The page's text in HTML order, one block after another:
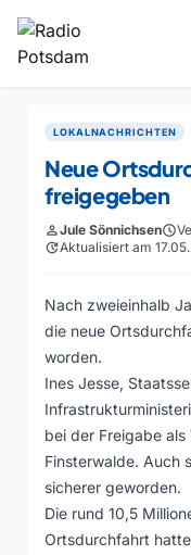
LOKALNACHRICHTEN
Neue
freigegeben
personJule Sönnichsenschedule
updateAktualisiert am
Nach zweieinhalb
die neue
worden.
Ines Jesse,
bei der Freigabe
Finsterwalde. Auch
sicherer geworden.
Die rund 10,5
Ortsdurchfahrt